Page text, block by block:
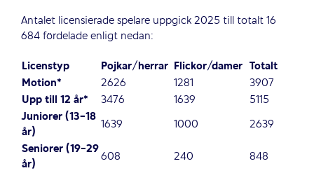
Antalet licensierade spelare uppgick 2025 till totalt 16
684 fördelade enligt nedan:
Licenstyp
Pojkar/herrar Flickor/damer Totalt
Motion*
2626 1281
3907
Upp till 12 år*
3476 1639
5115
Juniorer (13-18
år)
1639 1000
2639
Seniorer (19-29
år)
608 240
848